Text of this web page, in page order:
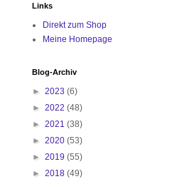
Links
Direkt zum Shop
Meine Homepage
Blog-Archiv
► 2023 (6)
► 2022 (48)
► 2021 (38)
► 2020 (53)
► 2019 (55)
► 2018 (49)